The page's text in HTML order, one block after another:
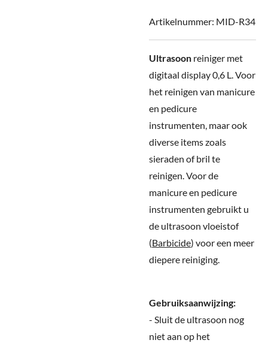
Artikelnummer: MID-R34
Ultrasoon reiniger met
digitaal display 0,6 L. Voor
het reinigen van manicure
en pedicure
instrumenten, maar ook
diverse items zoals
sieraden of bril te
reinigen. Voor de
manicure en pedicure
instrumenten gebruikt u
de ultrasoon vloeistof
(Barbicide) voor een meer
diepere reiniging.
Gebruiksaanwijzing:
- Sluit de ultrasoon nog
niet aan op het